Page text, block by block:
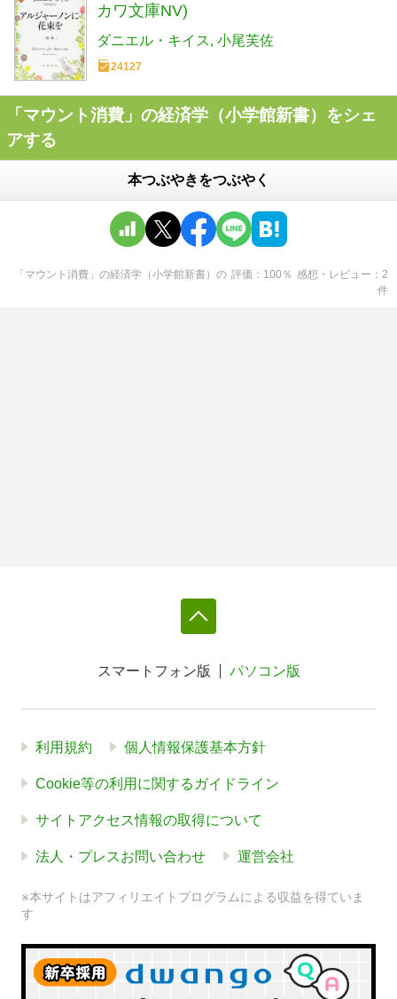
カワ文庫NV)
ダニエル・キイス 小尾芙佐
24127
「マウント消費」の経済学（小学館新書）をシェ
アする
本つぶやきをつぶやく
「マウント消費」の経済学（小学館新書） の 評価 100 ％ 感想・レビュー
2
件
スマートフォン版 パソコン版
利用規約 個人情報保護基本方針
Cookie等の利用に関するガイドライン
サイトアクセス情報の取得について
法人・プレスお問い合わせ 運営会社
※本サイトはアフィリエイトプログラムによる収益を得ていま
す